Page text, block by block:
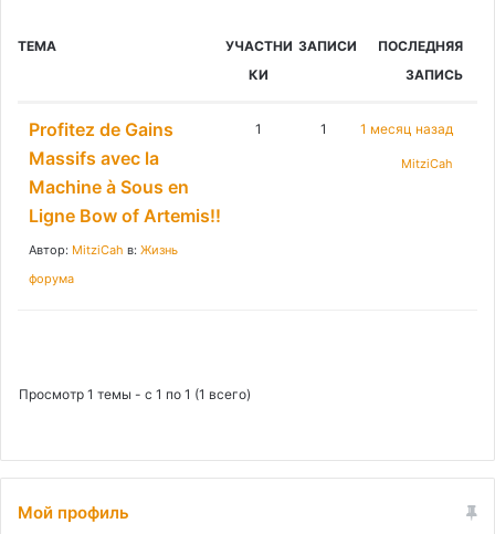
ТЕМА
УЧАСТНИ
КИ
ЗАПИСИ
ПОСЛЕДНЯЯ
ЗАПИСЬ
Profitez de Gains
Massifs avec la
Machine à Sous en
Ligne Bow of Artemis!!
Автор: MitziCah в: Жизнь
форума
1 1 1 месяц назад
MitziCah
Просмотр 1 темы - с 1 по 1 (1 всего)
Мой профиль